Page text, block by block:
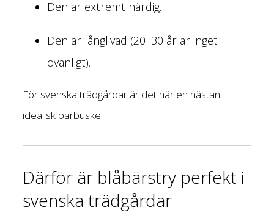
Den är extremt härdig.
Den är långlivad (20–30 år är inget
ovanligt).
För svenska trädgårdar är det här en nästan
idealisk bärbuske.
Därför är blåbärstry perfekt i
svenska trädgårdar